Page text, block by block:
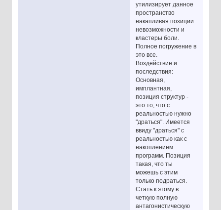
утилизирует данное
пространство
накапливая позиции
невозможности и
кластеры боли.
Полное погружение в
это все.
Воздействие и
последствия:
Основная,
имплантная,
позиция структур -
это то, что с
реальностью нужно
"драться". Имеется
ввиду "драться" с
реальностью как с
накоплением
программ. Позиция
такая, что ты
можешь с этим
только подраться.
Стать к этому в
четкую полную
антагонистическую